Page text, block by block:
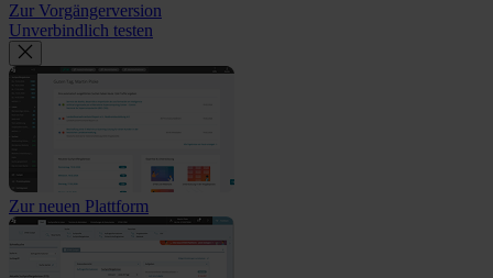
Zur Vorgängerversion
Unverbindlich testen
Zur neuen Plattform